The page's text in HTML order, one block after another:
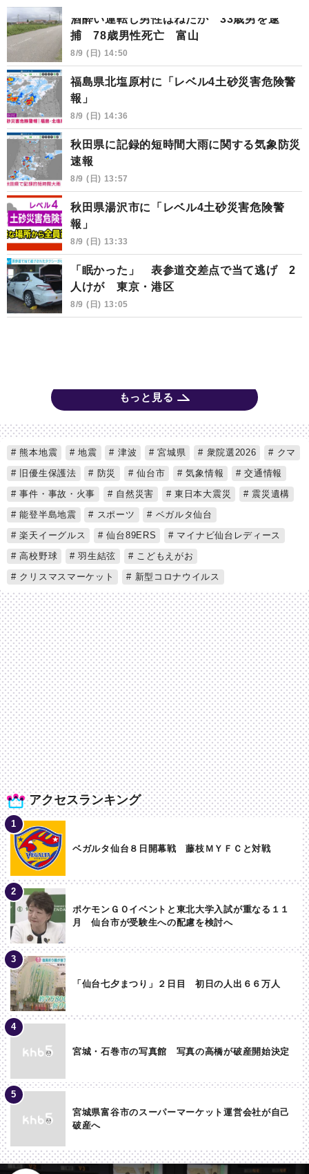
酒酔い運転し男性はねたか 33歳男を逮
捕 78歳男性死亡 富山
8/9 (日) 14:50
福島県北塩原村に「レベル4土砂災害危険警
報」
8/9 (日) 14:36
秋田県に記録的短時間大雨に関する気象防災
速報
8/9 (日) 13:57
秋田県湯沢市に「レベル4土砂災害危険警
報」
8/9 (日) 13:33
「眠かった」 表参道交差点で当て逃げ 2
人けが 東京・港区
8/9 (日) 13:05
もっと見る
アクセスランキング
ベガルタ仙台８日開幕戦 藤枝ＭＹＦＣと対戦
ポケモンＧＯイベントと東北大学入試が重なる１１
月 仙台市が受験生への配慮を検討へ
「仙台七夕まつり」２日目 初日の人出６６万人
宮城・石巻市の写真館 写真の高橋が破産開始決定
宮城県富谷市のスーパーマーケット運営会社が自己
破産へ
熊本地震 地震 津波 宮城県 衆院選2026
クマ
旧優生保護法
防災 仙台市 気象情報
交通情報
事件・事故・火事
自然災害 東日本大震災
震災遺構
能登半島地震
スポーツ
ベガルタ仙台
楽天イーグルス
仙台89ERS
マイナビ仙台レディース
高校野球
羽生結弦
こどもえがお
クリスマスマーケット
新型コロナウイルス